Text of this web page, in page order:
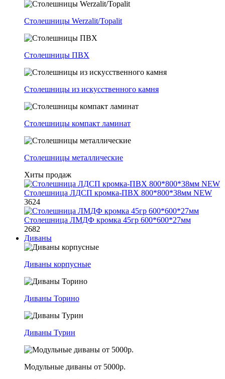
Столешницы Werzalit/Topalit
Столешницы ПВХ
Столешницы из искусственного камня
Столешницы компакт ламинат
Столешницы металлические
Хиты продаж
Столешница ЛДСП кромка-ПВХ 800*800*38мм NEW
3624
Столешница ЛМДФ кромка 45гр 600*600*27мм
2682
Диваны
Диваны корпусные
Диваны Торино
Диваны Турин
Модульные диваны от 5000р.